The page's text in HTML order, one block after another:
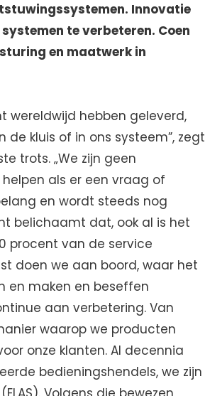
Innovatie
te verbeteren. Coen
en maatwerk in
wereldwijd hebben geleverd,
kluis of in ons systeem”, zegt
trots. „We zijn geen
als er een vraag of
en wordt steeds nog
belichaamt dat, ook al is het
procent van de service
doen we aan boord, waar het
en maken en beseffen
aan verbetering. Van
waarop we producten
onze klanten. Al decennia
bedieningshendels, we zijn